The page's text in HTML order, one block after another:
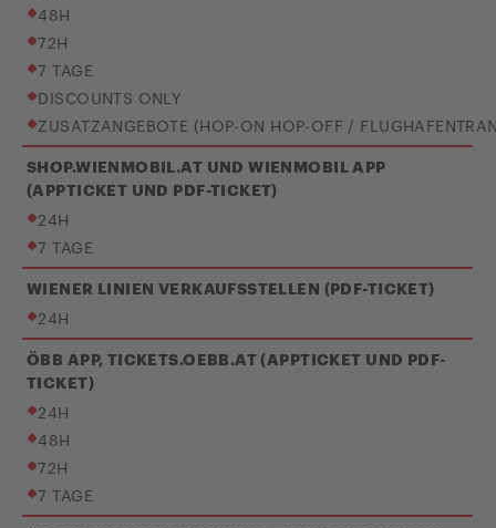
48H
72H
7 TAGE
DISCOUNTS ONLY
ZUSATZANGEBOTE (HOP-ON HOP-OFF /
SHOP.WIENMOBIL.AT UND WIENMOBIL APP
(APPTICKET UND PDF-TICKET)
24H
7 TAGE
WIENER LINIEN VERKAUFSSTELLEN (PDF-TICKET)
24H
ÖBB APP, TICKETS.OEBB.AT (APPTICKET UND PDF-
TICKET)
24H
48H
72H
7 TAGE